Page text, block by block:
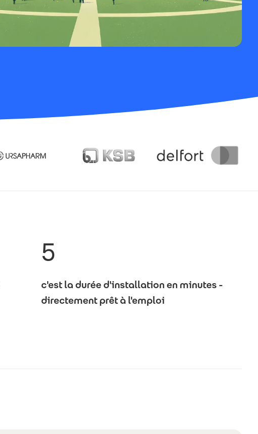
5
c'est la durée d'installation en minutes -
directement prêt à l'emploi